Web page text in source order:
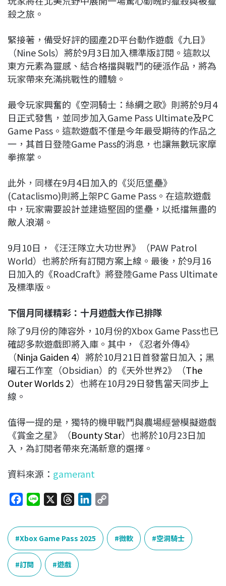
殺之旅。
緊接著，備受好評的國產2D平台動作遊戲《九日》
（Nine Sols）將於9月3日加入標準版訂閱。這款以
東方元素為靈感、結合格擋與戰鬥的硬派作品，將為
玩家帶來充滿挑戰性的體驗。
最令玩家興奮的《空洞騎士：絲綢之歌》則將於9月4
日正式發售，並同步加入Game Pass Ultimate及PC
Game Pass。這款遊戲不僅是今年最受期待的作品之
一，其首日登陸Game Pass的消息，也讓無數玩家摩
拳擦掌。
此外，同樣在9月4日加入的《災厄堡壘》
(Cataclismo)則將上架PC Game Pass。在這款遊戲
中，玩家需要設計並建造堅固的堡壘，以抵擋無盡的
敵人浪潮。
9月10日，《汪汪隊立大功世界》（PAW Patrol
World）也將於所有訂閱方案上線。最後，於9月16
日加入的《RoadCraft》將登陸Game Pass Ultimate
及標準版。
下個月同樣精彩：十月遊戲大作已排隊
除了9月份的陣容外，10月份的Xbox Game Pass也已
確認多款遊戲即將入庫。其中，《忍者外傳4》
（Ninja Gaiden 4）將於10月21日首發當日加入；黑
曜石工作室（Obsidian）的《天外世界2》（The
Outer Worlds 2）也將在10月29日發售當天同步上
線。
值得一提的是，獨特的機甲戰鬥與農場經營模擬遊戲
《賞金之星》（Bounty Star）也將於10月23日加
入，為訂閱者帶來充滿新意的選擇。
資料來源： gamerant
c
e
b
o
o
n
e
r
e
a
d
s
n
k
e
p
L
Xbox Game Pass 2025 微軟 空洞騎士
訂閱 遊戲